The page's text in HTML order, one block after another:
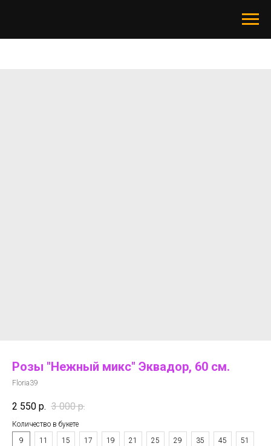
Розы "Нежный микс" Эквадор, 60 см.
Floria39
2 550 р. 3 000 р.
Количество в букете
9
11 15 17 19 21 25 29 35 45 51